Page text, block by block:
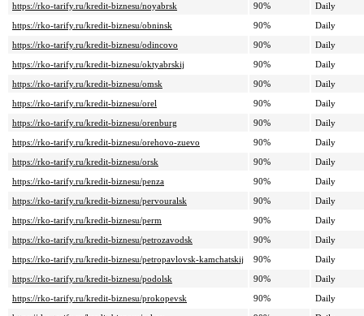
https://rko-tarify.ru/kredit-biznesu/noyabrsk
90%
Daily
https://rko-tarify.ru/kredit-biznesu/obninsk
90%
Daily
https://rko-tarify.ru/kredit-biznesu/odincovo
90%
Daily
https://rko-tarify.ru/kredit-biznesu/oktyabrskij
90%
Daily
https://rko-tarify.ru/kredit-biznesu/omsk
90%
Daily
https://rko-tarify.ru/kredit-biznesu/orel
90%
Daily
https://rko-tarify.ru/kredit-biznesu/orenburg
90%
Daily
https://rko-tarify.ru/kredit-biznesu/orehovo-zuevo
90%
Daily
https://rko-tarify.ru/kredit-biznesu/orsk
90%
Daily
https://rko-tarify.ru/kredit-biznesu/penza
90%
Daily
https://rko-tarify.ru/kredit-biznesu/pervouralsk
90%
Daily
https://rko-tarify.ru/kredit-biznesu/perm
90%
Daily
https://rko-tarify.ru/kredit-biznesu/petrozavodsk
90%
Daily
https://rko-tarify.ru/kredit-biznesu/petropavlovsk-kamchatskij
90%
Daily
https://rko-tarify.ru/kredit-biznesu/podolsk
90%
Daily
https://rko-tarify.ru/kredit-biznesu/prokopevsk
90%
Daily